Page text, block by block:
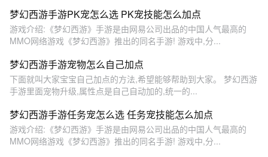
梦幻西游手游PK宠怎么选 PK宠技能怎么加点
游戏介绍:《梦幻西游》手游是由网易公司出品的中国人气最高的
MMO网络游戏《梦幻西游》推出的同名手游! 游戏中,分...
梦幻西游手游宠物怎么自己加点
下面就叫大家宝宝自己加点的方法,希望能够帮助到大家。 梦幻西游
手游里面宠物升级,属性点是自己自动加的,统一的...
梦幻西游手游任务宠怎么选 任务宠技能怎么加点
游戏介绍:《梦幻西游》手游是由网易公司出品的中国人气最高的
MMO网络游戏《梦幻西游》推出的同名手游! 游戏中,分...